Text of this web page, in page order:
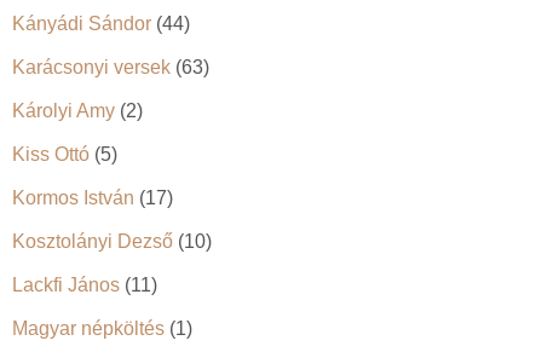
Kányádi Sándor (44)
Karácsonyi versek (63)
Károlyi Amy (2)
Kiss Ottó (5)
Kormos István (17)
Kosztolányi Dezső (10)
Lackfi János (11)
Magyar népköltés (1)